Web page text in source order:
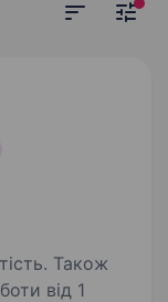
Також
від 1